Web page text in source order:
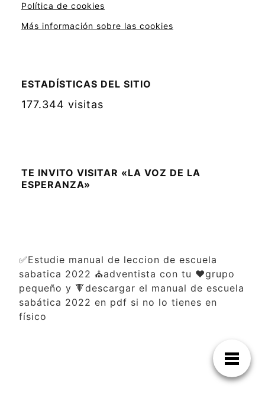
Política de cookies
Más información sobre las cookies
ESTADÍSTICAS DEL SITIO
177.344 visitas
TE INVITO VISITAR «LA VOZ DE LA
ESPERANZA»
✅Estudie manual de leccion de escuela
sabatica 2022 ⛪adventista con tu ❤️grupo
pequeño y 🔻descargar el manual de escuela
sabática 2022 en pdf si no lo tienes en
físico